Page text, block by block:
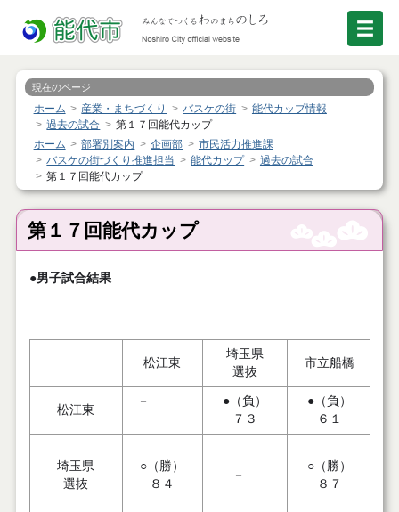
現在のページ
ホーム 産業・まちづくり バスケの街
能代カップ情報
過去の試合
第１７回能代カップ
ホーム
部署別案内 企画部
市民活力推進課
バスケの街づくり推進担当
能代カップ
過去の試合
第１７回能代カップ
第１７回能代カップ
●男子試合結果
松江東
埼玉県
選抜
市立船橋
松江東
－
●（負）
７３
●（負）
６１
埼玉県
選抜
○（勝）
８４
－
○（勝）
８７